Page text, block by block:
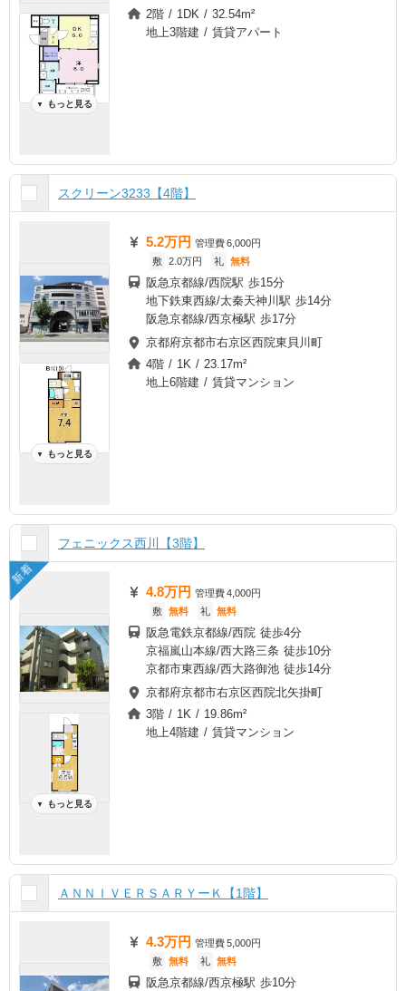
▼ もっと見る
2階 / 1DK / 32.54m²
地上3階建 / 賃貸アパート
スクリーン3233【4階】
▼ もっと見る
5.2万円 管理費6,000円
敷 2.0万円 礼 無料
阪急京都線/西院駅 歩15分
地下鉄東西線/太秦天神川駅 歩14分
阪急京都線/西京極駅 歩17分
京都府京都市右京区西院東貝川町
4階 / 1K / 23.17m²
地上6階建 / 賃貸マンション
フェニックス西川【3階】
新着
▼ もっと見る
4.8万円 管理費4,000円
敷 無料 礼 無料
阪急電鉄京都線/西院 徒歩4分
京福嵐山本線/西大路三条 徒歩10分
京都市東西線/西大路御池 徒歩14分
京都府京都市右京区西院北矢掛町
3階 / 1K / 19.86m²
地上4階建 / 賃貸マンション
ＡＮＮＩＶＥＲＳＡＲＹーＫ【1階】
4.3万円 管理費5,000円
敷 無料 礼 無料
阪急京都線/西京極駅 歩10分